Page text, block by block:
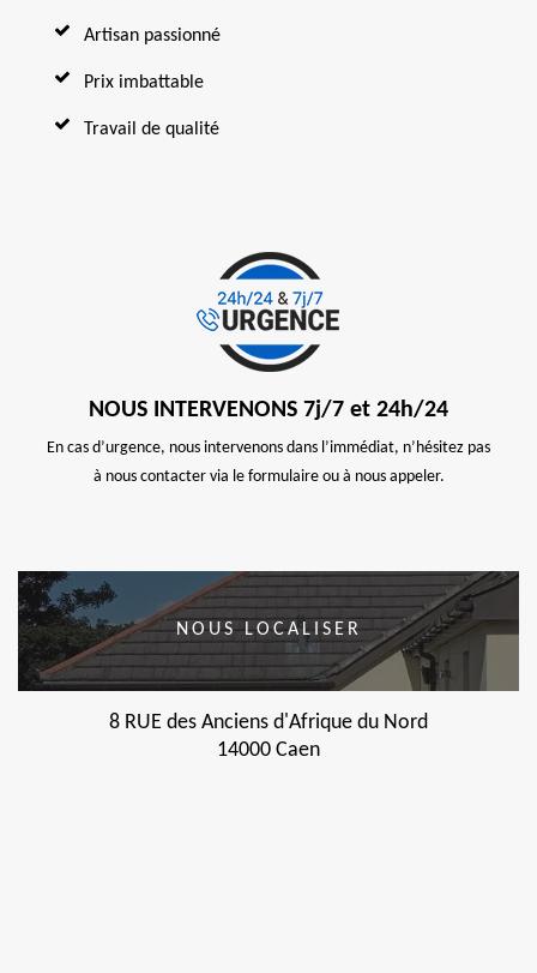
Artisan passionné
Prix imbattable
Travail de qualité
NOUS INTERVENONS 7j/7 et 24h/24
En cas d’urgence, nous intervenons dans l’immédiat, n’hésitez pas
à nous contacter via le formulaire ou à nous appeler.
NOUS LOCALISER
8 RUE des Anciens d'Afrique du Nord
14000 Caen